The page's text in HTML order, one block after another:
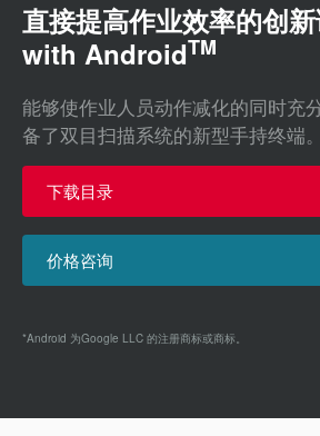
直接提高作业效率的创
with AndroidTM
能够使作业人员动作减化的同时充
备了双目扫描系统的新型手持终端。
下载目录
价格咨询
*Android 为Google LLC 的注册商标或商标。